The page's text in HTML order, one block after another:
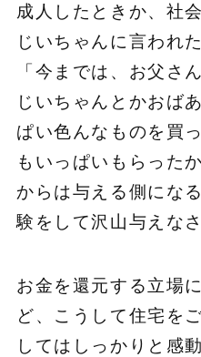
成人したときか、社
じいちゃんに言われ
「今までは、お父さ
じいちゃんとかおば
ぱい色んなものを買
もいっぱいもらった
からは与える側にな
験をして沢山与えな
お金を還元する立場
ど、こうして住宅を
してはしっかりと感